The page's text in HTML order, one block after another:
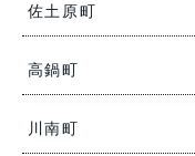
佐土原町
高鍋町
川南町